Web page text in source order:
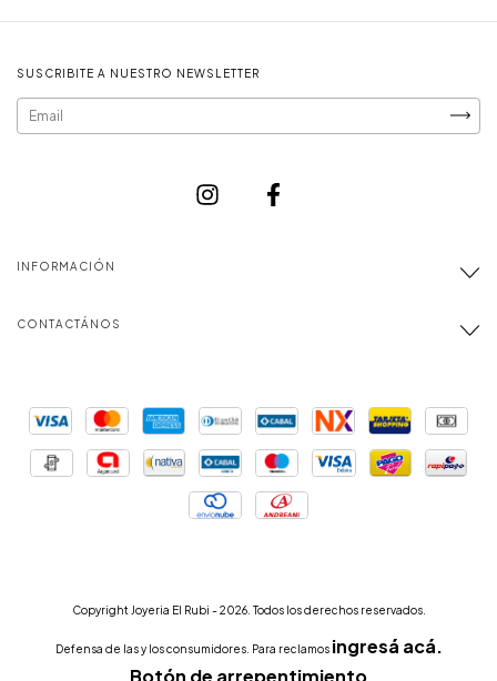
SUSCRIBITE A NUESTRO NEWSLETTER
INFORMACIÓN
CONTACTÁNOS
Copyright Joyeria El Rubi - 2026. Todos los derechos reservados.
Defensa de las y los consumidores. Para reclamos ingresá acá.